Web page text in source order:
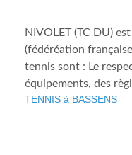
NIVOLET (TC DU)
(fédéréation
tennis sont : Le
équipements, des
TENNIS à BASSENS